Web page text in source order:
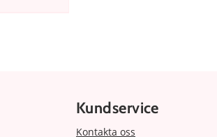
Kundservice
Kontakta oss